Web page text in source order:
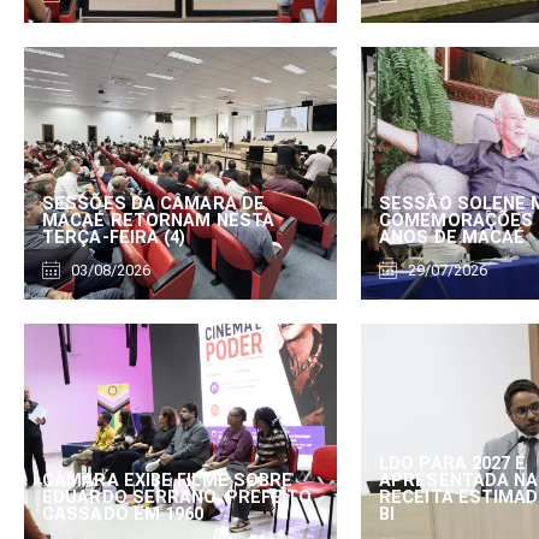
SESSÕES DA CÂMARA DE
MACAÉ RETORNAM NESTA
TERÇA-FEIRA (4)
03/08/2026
SESSÃO SOLENE
COMEMORAÇÕES
ANOS DE MACAÉ
29/07/2026
CÂMARA EXIBE FILME SOBRE
EDUARDO SERRANO, PREFEITO
CASSADO EM 1960
LDO PARA 2027 É
APRESENTADA
RECEITA
BI